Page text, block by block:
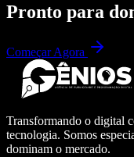
Pronto para
Começar Agora
Transformando o digital
tecnologia. Somos
dominam o mercado.